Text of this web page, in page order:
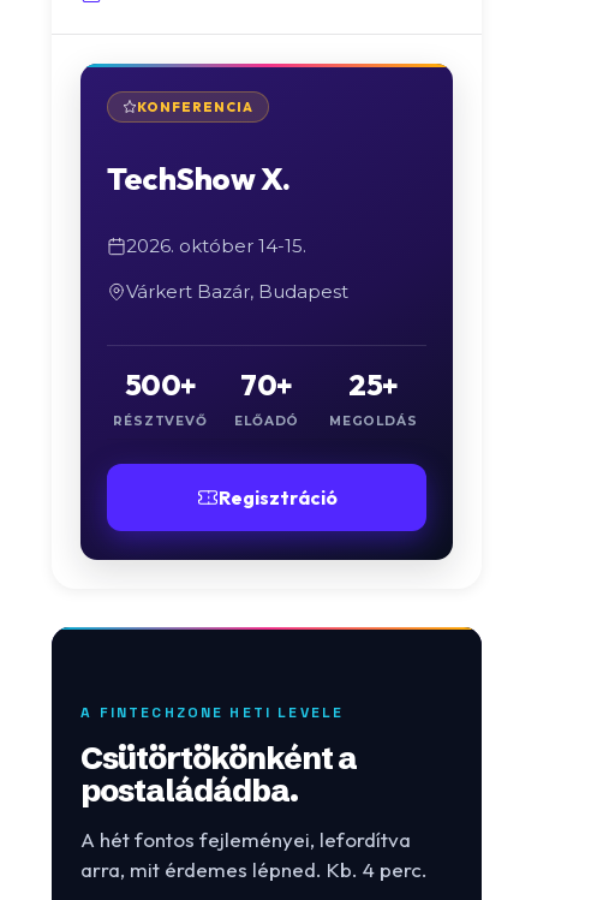
KONFERENCIA
TechShow X.
2026. október 14-15.
Várkert Bazár, Budapest
500+
RÉSZTVEVŐ
70+
ELŐADÓ
25+
MEGOLDÁS
Regisztráció
A FINTECHZONE HETI LEVELE
Csütörtökönként a
postaládádba.
A hét fontos fejleményei, lefordítva
arra, mit érdemes lépned. Kb. 4 perc.